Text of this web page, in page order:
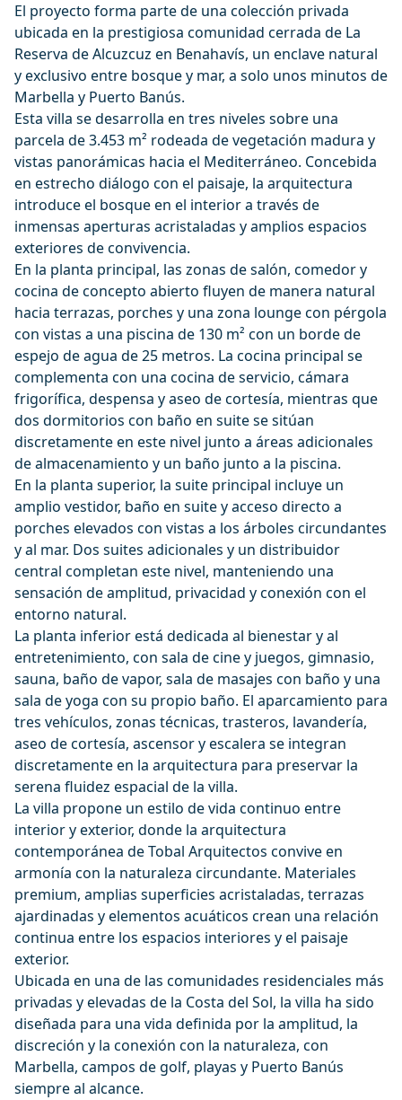
El proyecto forma parte de una colección privada
ubicada en la prestigiosa comunidad cerrada de La
Reserva de Alcuzcuz en Benahavís, un enclave natural
y exclusivo entre bosque y mar, a solo unos minutos de
Marbella y Puerto Banús.
Esta villa se desarrolla en tres niveles sobre una
parcela de 3.453 m² rodeada de vegetación madura y
vistas panorámicas hacia el Mediterráneo. Concebida
en estrecho diálogo con el paisaje, la arquitectura
introduce el bosque en el interior a través de
inmensas aperturas acristaladas y amplios espacios
exteriores de convivencia.
En la planta principal, las zonas de salón, comedor y
cocina de concepto abierto fluyen de manera natural
hacia terrazas, porches y una zona lounge con pérgola
con vistas a una piscina de 130 m² con un borde de
espejo de agua de 25 metros. La cocina principal se
complementa con una cocina de servicio, cámara
frigorífica, despensa y aseo de cortesía, mientras que
dos dormitorios con baño en suite se sitúan
discretamente en este nivel junto a áreas adicionales
de almacenamiento y un baño junto a la piscina.
En la planta superior, la suite principal incluye un
amplio vestidor, baño en suite y acceso directo a
porches elevados con vistas a los árboles circundantes
y al mar. Dos suites adicionales y un distribuidor
central completan este nivel, manteniendo una
sensación de amplitud, privacidad y conexión con el
entorno natural.
La planta inferior está dedicada al bienestar y al
entretenimiento, con sala de cine y juegos, gimnasio,
sauna, baño de vapor, sala de masajes con baño y una
sala de yoga con su propio baño. El aparcamiento para
tres vehículos, zonas técnicas, trasteros, lavandería,
aseo de cortesía, ascensor y escalera se integran
discretamente en la arquitectura para preservar la
serena fluidez espacial de la villa.
La villa propone un estilo de vida continuo entre
interior y exterior, donde la arquitectura
contemporánea de Tobal Arquitectos convive en
armonía con la naturaleza circundante. Materiales
premium, amplias superficies acristaladas, terrazas
ajardinadas y elementos acuáticos crean una relación
continua entre los espacios interiores y el paisaje
exterior.
Ubicada en una de las comunidades residenciales más
privadas y elevadas de la Costa del Sol, la villa ha sido
diseñada para una vida definida por la amplitud, la
discreción y la conexión con la naturaleza, con
Marbella, campos de golf, playas y Puerto Banús
siempre al alcance.